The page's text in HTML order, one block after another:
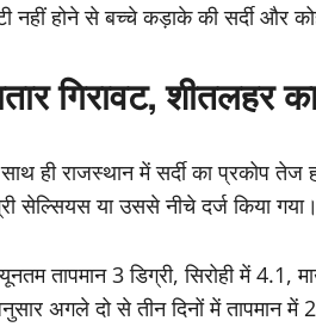
नहीं होने से बच्चे कड़ाके की सर्दी और
गिरावट, शीतलहर
ही राजस्थान में सर्दी का प्रकोप तेज
सेल्सियस या उससे नीचे दर्ज किया गया।
तापमान 3 डिग्री, सिरोही में
अगले दो से तीन दिनों में तापमान में